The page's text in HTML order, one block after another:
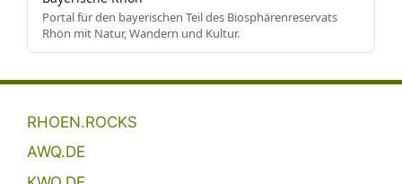
Portal für den bayerischen Teil des Biosphärenreservats
Rhön mit Natur, Wandern und Kultur.
RHOEN.ROCKS
AWQ.DE